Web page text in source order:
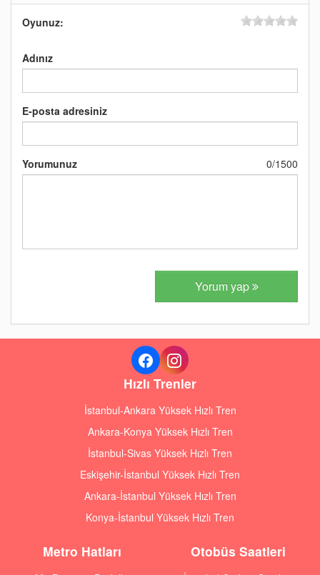
Oyunuz:
Adınız
E-posta adresiniz
Yorumunuz 0/1500
Yorum yap
Hızlı Trenler
İstanbul-Ankara Yüksek Hızlı Tren
Ankara-Konya Yüksek Hızlı Tren
İstanbul-Sivas Yüksek Hızlı Tren
Eskişehir-İstanbul Yüksek Hızlı Tren
Ankara-İstanbul Yüksek Hızlı Tren
Konya-İstanbul Yüksek Hızlı Tren
Metro Hatları Otobüs Saatleri